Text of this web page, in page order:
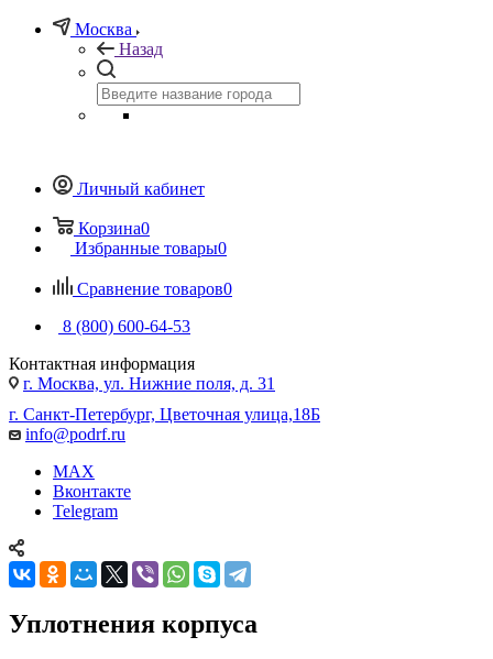
Москва
Назад
Личный кабинет
Корзина0
Избранные товары0
Сравнение товаров0
8 (800) 600-64-53
Контактная информация
г. Москва, ул. Нижние поля, д. 31
г. Санкт-Петербург, Цветочная улица,18Б
info@podrf.ru
MAX
Вконтакте
Telegram
Уплотнения корпуса